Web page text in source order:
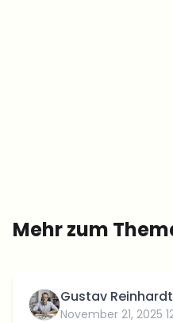
Mehr zum
Gustav Reinhardt
November 21, 2025